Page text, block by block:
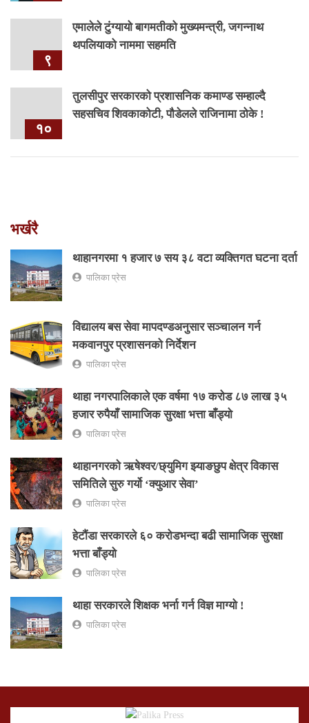
९
एमालेले टुंग्यायो बागमतीको मुख्यमन्त्री, जगन्नाथ
थपलियाको नाममा सहमति
१०
तुलसीपुर सरकारको प्रशासनिक कमाण्ड सम्हाल्दै
सहसचिव शिवकाकोटी, पौडेलले राजिनामा ठोके !
भर्खरै
थाहानगरमा १ हजार ७ सय ३८ वटा व्यक्तिगत घटना दर्ता
पालिका प्रेस
विद्यालय बस सेवा मापदण्डअनुसार सञ्चालन गर्न
मकवानपुर प्रशासनको निर्देशन
पालिका प्रेस
थाहा नगरपालिकाले एक वर्षमा १७ करोड ८७ लाख ३५
हजार रुपैयाँ सामाजिक सुरक्षा भत्ता बाँड्यो
पालिका प्रेस
थाहानगरकाे ऋषेश्वर/छ्युमिग झ्याङछुप क्षेत्र विकास
समितिले सुरु गर्यो ‘क्युआर सेवा’
पालिका प्रेस
हेटौंडा सरकारले ६० करोडभन्दा बढी सामाजिक सुरक्षा
भत्ता बाँड्यो
पालिका प्रेस
थाहा सरकारले शिक्षक भर्ना गर्न विज्ञ माग्यो !
पालिका प्रेस